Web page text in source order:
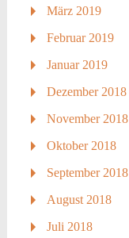
März 2019
Februar 2019
Januar 2019
Dezember 2018
November 2018
Oktober 2018
September 2018
August 2018
Juli 2018